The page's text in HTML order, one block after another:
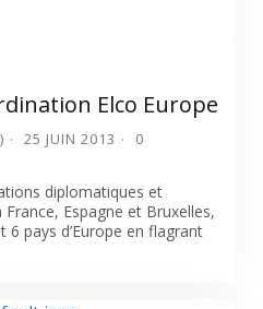
Elco Europe
25 JUIN 2013
0
diplomatiques et
Espagne et Bruxelles,
pays d’Europe en flagrant